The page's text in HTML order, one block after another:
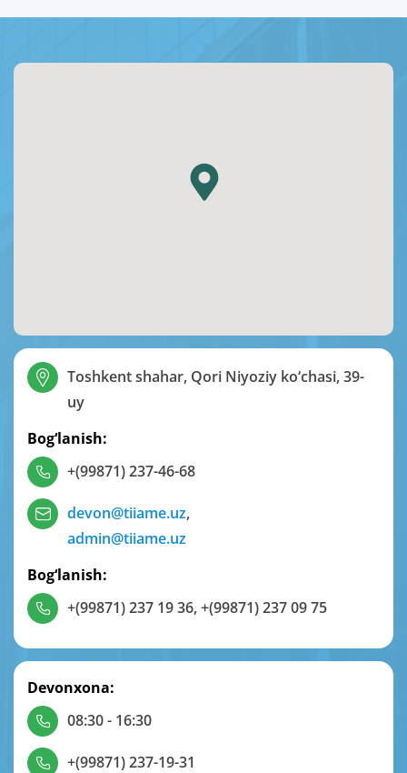
Toshkent shahar, Qori Niyoziy ko‘chasi, 39-
uy
Bog‘lanish:
+(99871) 237-46-68
devon@tiiame.uz,
admin@tiiame.uz
Bog‘lanish:
+(99871) 237 19 36,+(99871) 237 09 75
Devonxona:
08:30 - 16:30
+(99871) 237-19-31